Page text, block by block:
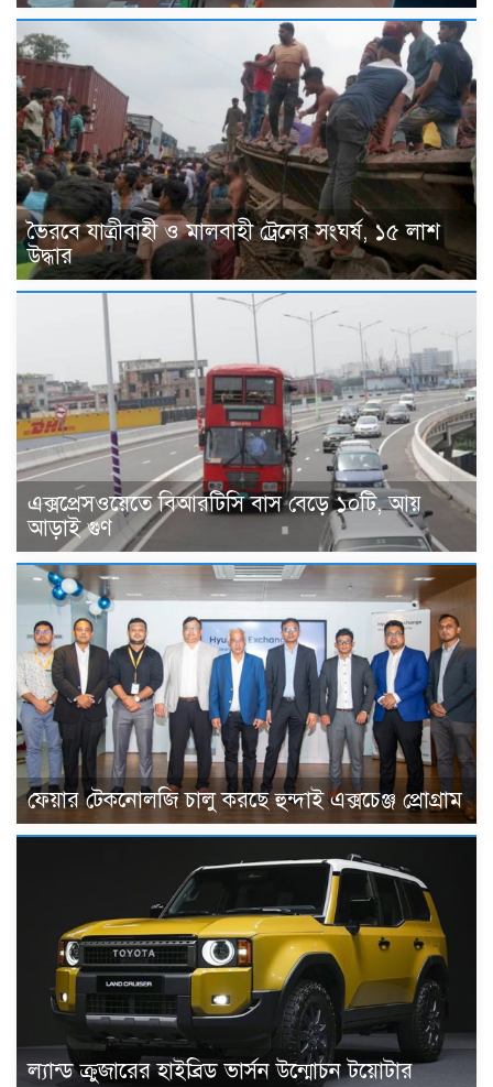
ভৈরবে যাত্রীবাহী ও মালবাহী ট্রেনের সংঘর্ষ, ১৫ লাশ
উদ্ধার
এক্সপ্রেসওয়েতে বিআরটিসি বাস বেড়ে ১০টি, আয়
আড়াই গুণ
ফেয়ার টেকনোলজি চালু করছে হুন্দাই এক্সচেঞ্জ প্রোগ্রাম
ল্যান্ড ক্রুজারের হাইব্রিড ভার্সন উন্মোচন টয়োটার